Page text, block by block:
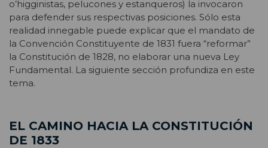
o’higginistas, pelucones y estanqueros) la invocaron
para defender sus respectivas posiciones. Sólo esta
realidad innegable puede explicar que el mandato de
la Convención Constituyente de 1831 fuera “reformar”
la Constitución de 1828, no elaborar una nueva Ley
Fundamental. La siguiente sección profundiza en este
tema.
EL CAMINO HACIA LA CONSTITUCIÓN
DE 1833